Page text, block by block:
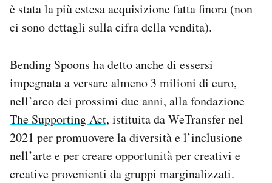
è stata la più estesa acquisizione fatta finora (non
ci sono dettagli sulla cifra della vendita).
Bending Spoons ha detto anche di essersi
impegnata a versare almeno 3 milioni di euro,
nell’arco dei prossimi due anni, alla fondazione
The Supporting Act, istituita da WeTransfer nel
2021 per promuovere la diversità e l’inclusione
nell’arte e per creare opportunità per creativi e
creative provenienti da gruppi marginalizzati.